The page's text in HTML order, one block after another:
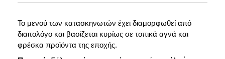
Το μενού των κατασκηνωτών έχει διαμορφωθεί από
διαιτολόγο και βασίζεται κυρίως σε τοπικά αγνά και
φρέσκα προϊόντα της εποχής.